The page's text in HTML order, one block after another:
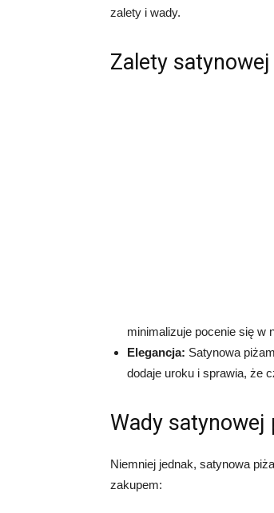
zalety i wady.
Zalety
minimalizuje pocenie się w
Elegancja: Satynowa
dodaje uroku i sprawia, że
Wady satynowej
Niemniej jednak, satynowa
zakupem: